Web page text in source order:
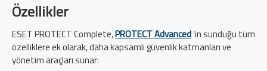
Özellikler
ESET PROTECT Complete,PROTECT Advanced’in sunduğu tüm
özelliklere ek olarak, daha kapsamlı güvenlik katmanları ve
yönetim araçları sunar: